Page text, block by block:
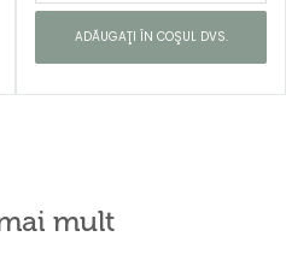
ADĂUGAŢI ÎN COŞUL DVS.
mult